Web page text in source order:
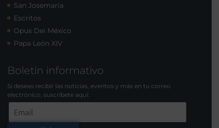
San Josemaría
Escritos
Opus Dei México
Papa León XIV
Boletín informativo
Si deseas recibir las noticias, eventos y más en tu correo
electrónico, suscríbete aquí: